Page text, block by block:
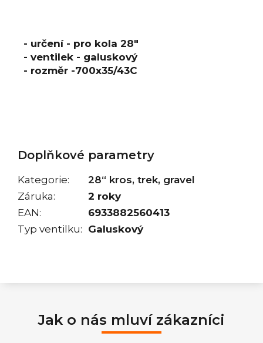
- určení - pro kola 28"
- ventilek - galuskový
- rozměr -700x35/43C
Doplňkové parametry
Kategorie:
28“ kros, trek, gravel
Záruka:
2 roky
EAN:
6933882560413
Typ ventilku: Galuskový
Jak o nás mluví zákazníci